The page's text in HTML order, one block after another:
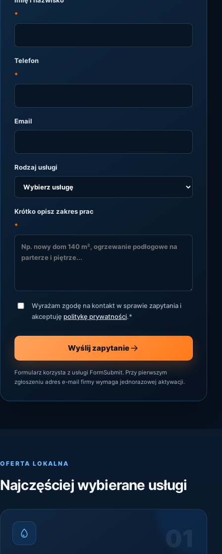
*
Telefon
*
Email
Rodzaj usługi
Krótko opisz zakres prac
*
Wyrażam zgodę na kontakt w sprawie zapytania i
akceptuję politykę prywatności.*
Wyślij zapytanie
Formularz korzysta z usługi FormSubmit. Przy pierwszym
zgłoszeniu adres e-mail firmy wymaga jednorazowej aktywacji.
OFERTA LOKALNA
Najczęściej wybierane usługi
01